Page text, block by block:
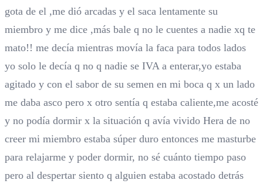
gota de el ,me dió arcadas y el saca lentamente su
miembro y me dice ,más bale q no le cuentes a nadie xq te
mato!! me decía mientras movía la faca para todos lados
yo solo le decía q no q nadie se IVA a enterar,yo estaba
agitado y con el sabor de su semen en mi boca q x un lado
me daba asco pero x otro sentía q estaba caliente,me acosté
y no podía dormir x la situación q avía vivido Hera de no
creer mi miembro estaba súper duro entonces me masturbe
para relajarme y poder dormir, no sé cuánto tiempo paso
pero al despertar siento q alguien estaba acostado detrás